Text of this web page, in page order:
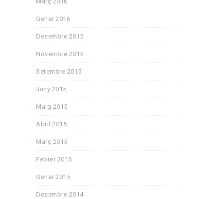
Gener 2016
Desembre 2015
Novembre 2015
Setembre 2015
Juny 2015
Maig 2015
Abril 2015
Març 2015
Febrer 2015
Gener 2015
Desembre 2014